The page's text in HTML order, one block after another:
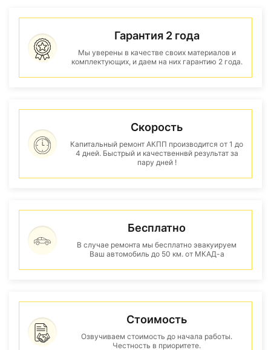
Гарантия 2 года
Мы уверены в качестве своих материалов и
комплектующих, и даем на них гарантию 2 года.
Скорость
Капитальный ремонт АКПП производится от 1 до
4 дней. Быстрый и качественнвй результат за
пару дней !
Бесплатно
В случае ремонта мы бесплатно эвакуируем
Ваш автомобиль до 50 км. от МКАД-а
Стоимость
Озвучиваем стоимость до начала работы.
Честность в приоритете.